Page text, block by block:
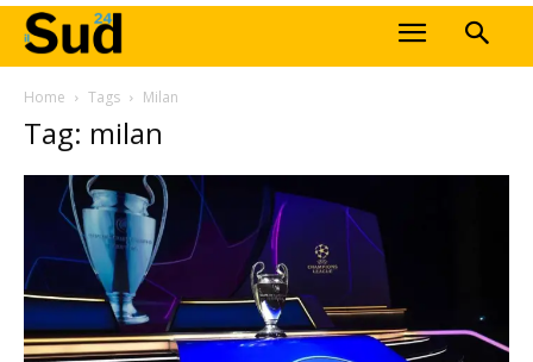
Home Tags Milan
Tag: milan